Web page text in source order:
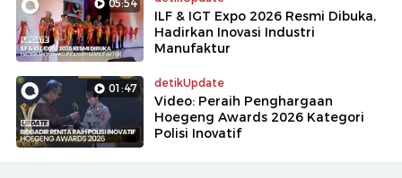
05:54
ILF & IGT Expo 2026 Resmi Dibuka,
Hadirkan Inovasi Industri
Manufaktur
01:47 detikUpdate
Video: Peraih Penghargaan
Hoegeng Awards 2026 Kategori
Polisi Inovatif